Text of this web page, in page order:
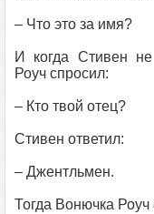
– Что это за имя?
И когда Стивен
Роуч спросил:
– Кто твой отец?
Стивен ответил:
– Джентльмен.
Тогда Вонючка Роуч